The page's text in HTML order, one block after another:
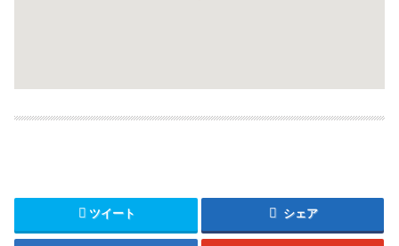
ツイート シェア